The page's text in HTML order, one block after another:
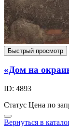
Быстрый просмотр
«Дом на
ID: 4893
Статус Цена по
Вернуться в